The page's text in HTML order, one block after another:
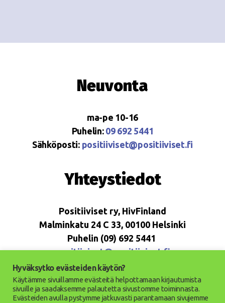
Neuvonta
ma-pe 10-16
Puhelin: 09 692 5441
Sähköposti: positiiviset@positiiviset.fi
Yhteystiedot
Positiiviset ry, HivFinland
Malminkatu 24 C 33, 00100 Helsinki
Puhelin (09) 692 5441
positiiviset@positiiviset.fi
Hyväksytko evästeiden käytön?
Käytämme sivuillamme evästeitä helpottamaan kirjautumista
sivuille ja saadaksemme palautetta sivustomme toiminnasta.
Evästeiden avulla pystymme jatkuvasti parantamaan sivujemme